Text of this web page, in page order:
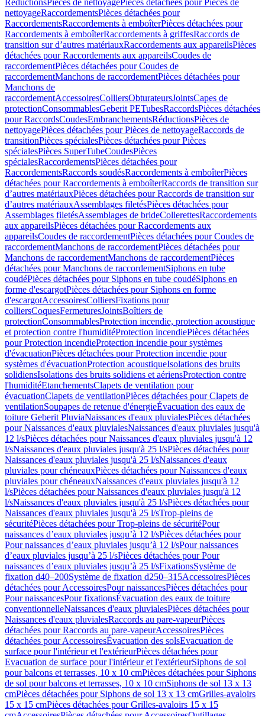
RéductionsPièces de nettoyagePièces détachées pour Pièces de
nettoyageRaccordementsPièces détachées pour
RaccordementsRaccordements à emboîterPièces détachées pour
Raccordements à emboîterRaccordements à griffesRaccords de
transition sur d’autres matériauxRaccordements aux appareilsPièces
détachées pour Raccordements aux appareilsCoudes de
raccordementPièces détachées pour Coudes de
raccordementManchons de raccordementPièces détachées pour
Manchons de
raccordementAccessoiresColliersObturateursJointsCapes de
protectionConsommablesGeberit PETubesRaccordsPièces détachées
pour RaccordsCoudesEmbranchementsRéductionsPièces de
nettoyagePièces détachées pour Pièces de nettoyageRaccords de
transitionPièces spécialesPièces détachées pour Pièces
spécialesPièces SuperTubeCoudesPièces
spécialesRaccordementsPièces détachées pour
RaccordementsRaccords soudésRaccordements à emboîterPièces
détachées pour Raccordements à emboîterRaccords de transition sur
d’autres matériauxPièces détachées pour Raccords de transition sur
d’autres matériauxAssemblages filetésPièces détachées pour
Assemblages filetésAssemblages de brideCollerettesRaccordements
aux appareilsPièces détachées pour Raccordements aux
appareilsCoudes de raccordementPièces détachées pour Coudes de
raccordementManchons de raccordementPièces détachées pour
Manchons de raccordementManchons de raccordementPièces
détachées pour Manchons de raccordementSiphons en tube
coudéPièces détachées pour Siphons en tube coudéSiphons en
forme d'escargotPièces détachées pour Siphons en forme
d'escargotAccessoiresColliersFixations pour
colliersCoquesFermeturesJointsBoîtiers de
protectionConsommablesProtection incendie, protection acoustique
et protection contre l'humiditéProtection incendiePièces détachées
pour Protection incendieProtection incendie pour systèmes
d'évacuationPièces détachées pour Protection incendie pour
systèmes d'évacuationProtection acoustiqueIsolations des bruits
solidiensIsolations des bruits solidiens et aériensProtection contre
l'humiditéEtanchementsClapets de ventilation pour
évacuationClapets de ventilationPièces détachées pour Clapets de
ventilationSoupapes de retenue d'énergieÉvacuation des eaux de
toiture Geberit PluviaNaissances d'eaux pluvialesPièces détachées
pour Naissances d'eaux pluvialesNaissances d'eaux pluviales jusqu'à
12 l/sPièces détachées pour Naissances d'eaux pluviales jusqu'à 12
l/sNaissances d'eaux pluviales jusqu'à 25 l/sPièces détachées pour
Naissances d'eaux pluviales jusqu'à 25 l/sNaissances d'eaux
pluviales pour chéneauxPièces détachées pour Naissances d'eaux
pluviales pour chéneauxNaissances d'eaux pluviales jusqu'à 12
l/sPièces détachées pour Naissances d'eaux pluviales jusqu'à 12
l/sNaissances d'eaux pluviales jusqu'à 25 l/sPièces détachées pour
Naissances d'eaux pluviales jusqu'à 25 l/sTrop-pleins de
sécuritéPièces détachées pour Trop-pleins de sécuritéPour
naissances d’eaux pluviales jusqu’à 12 l/sPièces détachées pour
Pour naissances d’eaux pluviales jusqu’à 12 l/sPour naissances
d’eaux pluviales jusqu’à 25 l/sPièces détachées pour Pour
naissances d’eaux pluviales jusqu’à 25 l/sFixationsSystème de
fixation d40–200Système de fixation d250–315AccessoiresPièces
détachées pour AccessoiresPour naissancesPièces détachées pour
Pour naissancesPour fixationsÉvacuation des eaux de toiture
conventionnelleNaissances d'eaux pluvialesPièces détachées pour
Naissances d'eaux pluvialesRaccords au pare-vapeurPièces
détachées pour Raccords au pare-vapeurAccessoiresPièces
détachées pour AccessoiresÉvacuation des solsEvacuation de
surface pour l'intérieur et l'extérieurPièces détachées pour
Evacuation de surface pour l'intérieur et l'extérieurSiphons de sol
pour balcons et terrasses, 10 x 10 cmPièces détachées pour Siphons
de sol pour balcons et terrasses, 10 x 10 cmSiphons de sol 13 x 13
cmPièces détachées pour Siphons de sol 13 x 13 cmGrilles-avaloirs
15 x 15 cmPièces détachées pour Grilles-avaloirs 15 x 15